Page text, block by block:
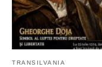
TRANSILVANIA